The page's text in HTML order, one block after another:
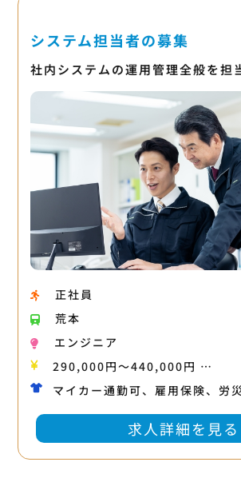
システム担当者の募集
社内システムの運用管理全般を担
正社員
荒本
エンジニア
290,000円〜440,000円 …
マイカー通勤可、雇用保険、労
求人詳細を見る